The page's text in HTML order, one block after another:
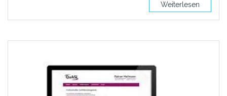
Weiterlesen